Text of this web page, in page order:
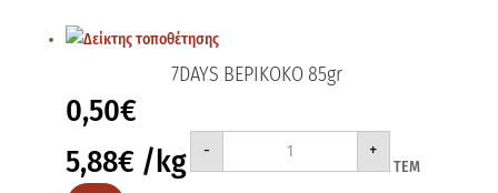
7DAYS ΒΕΡΙΚΟΚΟ 85gr
0,50€
5,88€ /kg -
7DAYS
ΒΕΡΙΚΟΚΟ
85gr
+
ΤΕΜ